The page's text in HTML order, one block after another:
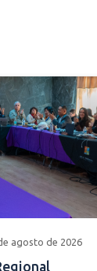
agosto de 2026